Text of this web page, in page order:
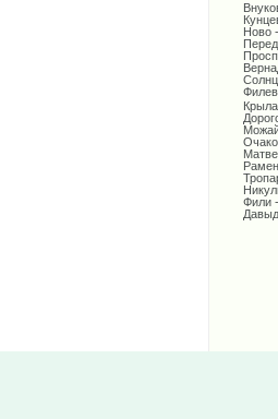
Ново -
Фили -